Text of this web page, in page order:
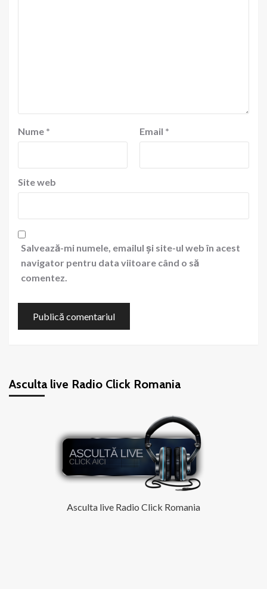
Nume * Email *
Site web
Salvează-mi numele, emailul și site-ul web în acest
navigator pentru data viitoare când o să
comentez.
Asculta live Radio Click Romania
Asculta live Radio Click Romania